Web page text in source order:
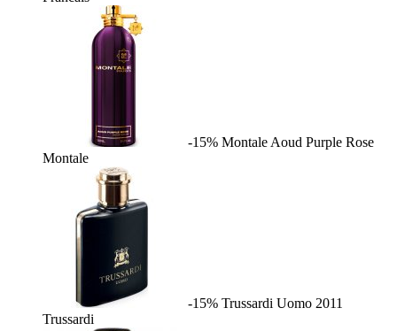
-15% Montale Aoud Purple Rose
Montale
-15% Trussardi Uomo 2011
Trussardi